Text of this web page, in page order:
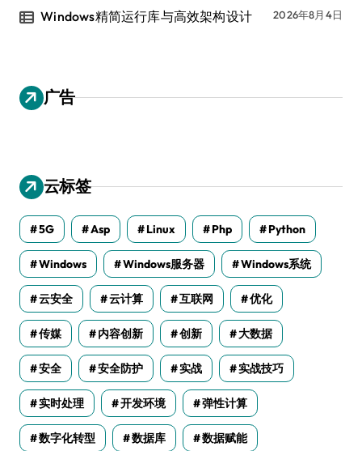
Windows精简运行库与高效架构设计 2026年8月4日
广告
云标签
5G Asp Linux Php Python
Windows Windows服务器 Windows系统
云安全 云计算 互联网 优化
传媒 内容创新 创新 大数据
安全 安全防护 实战 实战技巧
实时处理 开发环境 弹性计算
数字化转型 数据库 数据赋能